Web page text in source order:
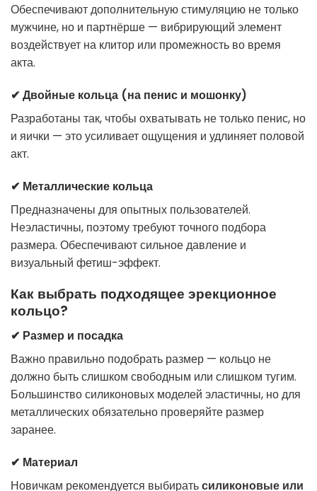
Обеспечивают дополнительную стимуляцию не только
мужчине, но и партнёрше — вибрирующий элемент
воздействует на клитор или промежность во время
акта.
✔ Двойные кольца (на пенис и мошонку)
Разработаны так, чтобы охватывать не только пенис, но
и яички — это усиливает ощущения и удлиняет половой
акт.
✔ Металлические кольца
Предназначены для опытных пользователей.
Неэластичны, поэтому требуют точного подбора
размера. Обеспечивают сильное давление и
визуальный фетиш-эффект.
Как выбрать подходящее эрекционное
кольцо?
✔ Размер и посадка
Важно правильно подобрать размер — кольцо не
должно быть слишком свободным или слишком тугим.
Большинство силиконовых моделей эластичны, но для
металлических обязательно проверяйте размер
заранее.
✔ Материал
Новичкам рекомендуется выбиратьсиликоновые или